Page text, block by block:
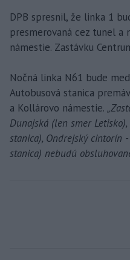
DPB spresnil, že linka 1
presmerovaná cez tunel a
námestie. Zastávku
Nočná linka N61 bude
Autobusová stanica
a Kollárovo námestie.
Dunajská (len smer
stanica), Ondrejský cintorín
stanica) nebudú